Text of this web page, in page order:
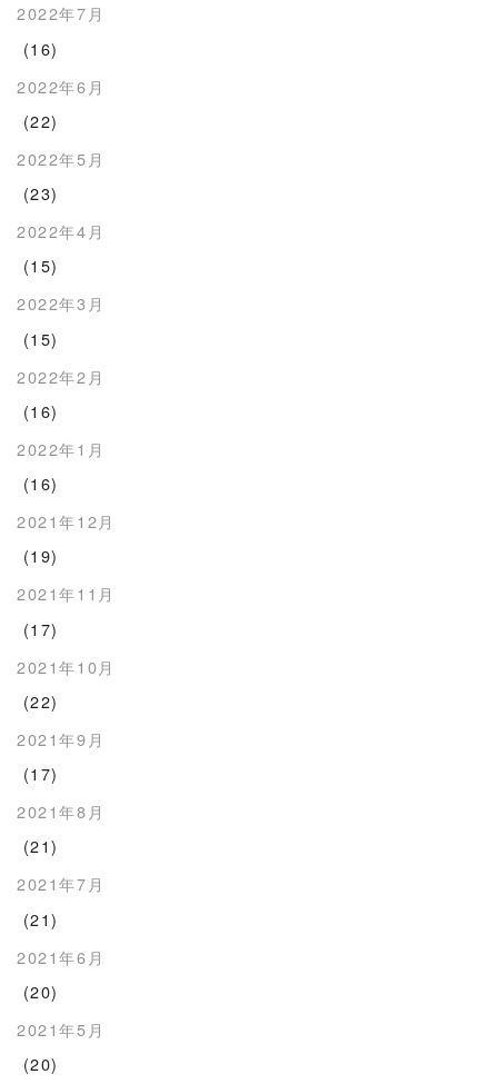
2022年7月
(16)
2022年6月
(22)
2022年5月
(23)
2022年4月
(15)
2022年3月
(15)
2022年2月
(16)
2022年1月
(16)
2021年12月
(19)
2021年11月
(17)
2021年10月
(22)
2021年9月
(17)
2021年8月
(21)
2021年7月
(21)
2021年6月
(20)
2021年5月
(20)